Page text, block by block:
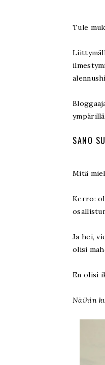
Tule
SANO
Mitä
Kerro:
Ja hei,
olisi
En olisi
Näihin